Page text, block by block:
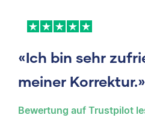
«Ich bin sehr
meiner Korrektur.»
Bewertung auf Trustpilot